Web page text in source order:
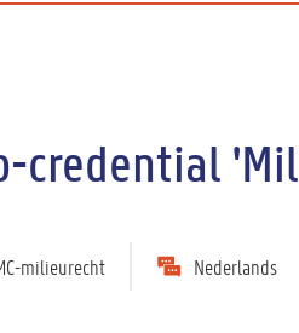
credential
milieurecht Nederlands